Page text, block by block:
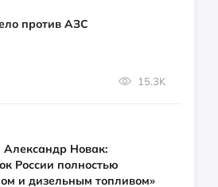
против АЗС
15.3K
Новак:
России полностью
и дизельным топливом»